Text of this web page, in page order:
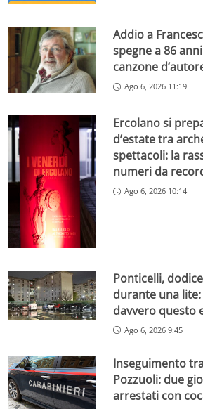
Addio a
spegne a 86
canzone
Ago 6, 2026 11:19
Ercolano si
d’estate tra
spettacoli: la
numeri da
Ago 6, 2026 10:14
Ponticelli,
durante una
davvero questo
Ago 6, 2026 9:45
Inseguimento
Pozzuoli: due
arrestati con